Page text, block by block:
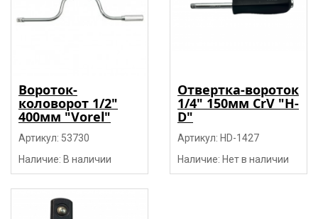
Вороток-
коловорот 1/2"
400мм "Vorel"
Артикул: 53730
Наличие: В наличии
Отвертка-вороток
1/4" 150мм CrV "H-
D"
Артикул: HD-1427
Наличие: Нет в наличии